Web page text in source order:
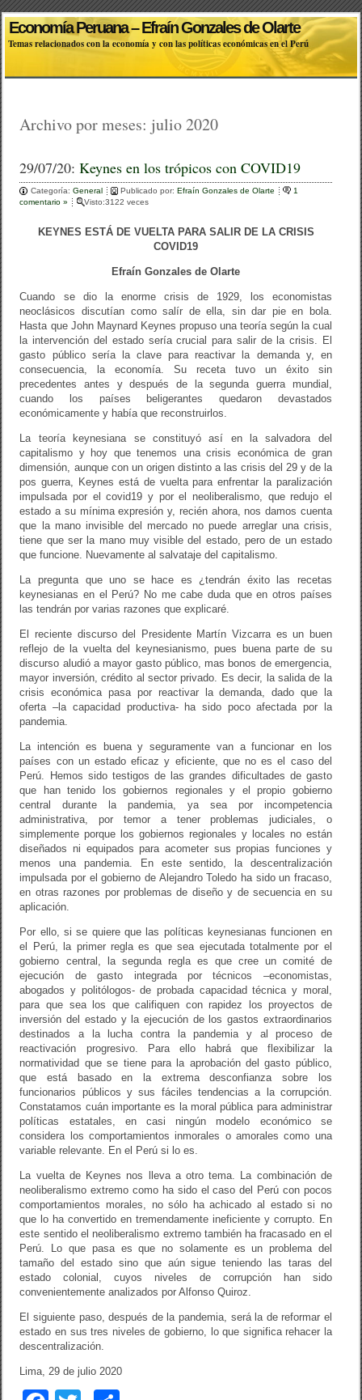
Economía Peruana – Efraín Gonzales de Olarte
Temas relacionados con la economía y con las políticas económicas en el Perú
Archivo por meses: julio 2020
29/07/20:Keynes en los trópicos con COVID19
Categoría:General Publicado por:Efraín Gonzales de Olarte
1
comentario »
Visto:3122 veces
KEYNES ESTÁ DE VUELTA PARA SALIR DE LA CRISIS
COVID19
Efraín Gonzales de Olarte
Cuando se dio la enorme crisis de 1929, los economistas
neoclásicos discutían como salír de ella, sin dar pie en bola.
Hasta que John Maynard Keynes propuso una teoría según la cual
la intervención del estado sería crucial para salir de la crisis. El
gasto público sería la clave para reactivar la demanda y, en
consecuencia, la economía. Su receta tuvo un éxito sin
precedentes antes y después de la segunda guerra mundial,
cuando los países beligerantes quedaron devastados
económicamente y había que reconstruirlos.
La teoría keynesiana se constituyó así en la salvadora del
capitalismo y hoy que tenemos una crisis económica de gran
dimensión, aunque con un origen distinto a las crisis del 29 y de la
pos guerra, Keynes está de vuelta para enfrentar la paralización
impulsada por el covid19 y por el neoliberalismo, que redujo el
estado a su mínima expresión y, recién ahora, nos damos cuenta
que la mano invisible del mercado no puede arreglar una crisis,
tiene que ser la mano muy visible del estado, pero de un estado
que funcione. Nuevamente al salvataje del capitalismo.
La pregunta que uno se hace es ¿tendrán éxito las recetas
keynesianas en el Perú? No me cabe duda que en otros países
las tendrán por varias razones que explicaré.
El reciente discurso del Presidente Martín Vizcarra es un buen
reflejo de la vuelta del keynesianismo, pues buena parte de su
discurso aludió a mayor gasto público, mas bonos de emergencia,
mayor inversión, crédito al sector privado. Es decir, la salida de la
crisis económica pasa por reactivar la demanda, dado que la
oferta –la capacidad productiva- ha sido poco afectada por la
pandemia.
La intención es buena y seguramente van a funcionar en los
países con un estado eficaz y eficiente, que no es el caso del
Perú. Hemos sido testigos de las grandes dificultades de gasto
que han tenido los gobiernos regionales y el propio gobierno
central durante la pandemia, ya sea por incompetencia
administrativa, por temor a tener problemas judiciales, o
simplemente porque los gobiernos regionales y locales no están
diseñados ni equipados para acometer sus propias funciones y
menos una pandemia. En este sentido, la descentralización
impulsada por el gobierno de Alejandro Toledo ha sido un fracaso,
en otras razones por problemas de diseño y de secuencia en su
aplicación.
Por ello, si se quiere que las políticas keynesianas funcionen en
el Perú, la primer regla es que sea ejecutada totalmente por el
gobierno central, la segunda regla es que cree un comité de
ejecución de gasto integrada por técnicos –economistas,
abogados y politólogos- de probada capacidad técnica y moral,
para que sea los que califiquen con rapidez los proyectos de
inversión del estado y la ejecución de los gastos extraordinarios
destinados a la lucha contra la pandemia y al proceso de
reactivación progresivo. Para ello habrá que flexibilizar la
normatividad que se tiene para la aprobación del gasto público,
que está basado en la extrema desconfianza sobre los
funcionarios públicos y sus fáciles tendencias a la corrupción.
Constatamos cuán importante es la moral pública para administrar
políticas estatales, en casi ningún modelo económico se
considera los comportamientos inmorales o amorales como una
variable relevante. En el Perú si lo es.
La vuelta de Keynes nos lleva a otro tema. La combinación de
neoliberalismo extremo como ha sido el caso del Perú con pocos
comportamientos morales, no sólo ha achicado al estado si no
que lo ha convertido en tremendamente ineficiente y corrupto. En
este sentido el neoliberalismo extremo también ha fracasado en el
Perú. Lo que pasa es que no solamente es un problema del
tamaño del estado sino que aún sigue teniendo las taras del
estado colonial, cuyos niveles de corrupción han sido
convenientemente analizados por Alfonso Quiroz.
El siguiente paso, después de la pandemia, será la de reformar el
estado en sus tres niveles de gobierno, lo que significa rehacer la
descentralización.
Lima, 29 de julio 2020